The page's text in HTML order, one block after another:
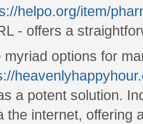
helpo.org/item/
- offers a
myriad options for
a potent solution.
the internet, offering